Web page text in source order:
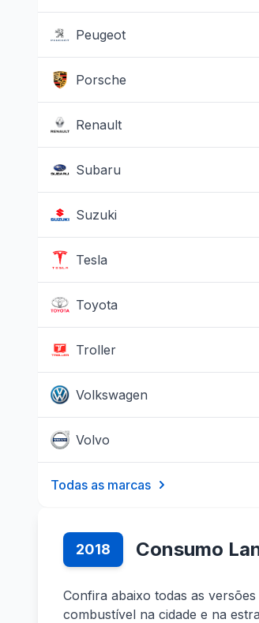
Peugeot
Porsche
Renault
Subaru
Suzuki
Tesla
Toyota
Troller
Volkswagen
Volvo
Todas as marcas
2018 Consumo
Confira abaixo todas as
combustível na cidade e na